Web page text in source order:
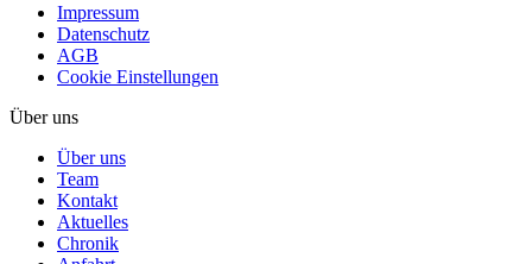
Impressum
Datenschutz
AGB
Cookie Einstellungen
Über uns
Über uns
Team
Kontakt
Aktuelles
Chronik